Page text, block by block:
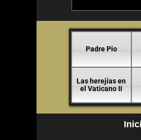
Padre Pio
Las herejías en
el Vaticano II